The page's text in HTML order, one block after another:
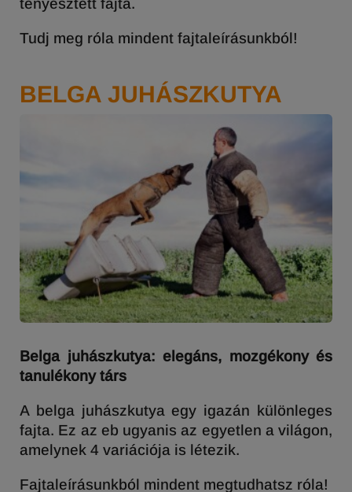
tenyésztett fajta.
Tudj meg róla mindent fajtaleírásunkból!
BELGA JUHÁSZKUTYA
Belga juhászkutya: elegáns, mozgékony és
tanulékony társ
A belga juhászkutya egy igazán különleges
fajta. Ez az eb ugyanis az egyetlen a világon,
amelynek 4 variációja is létezik.
Fajtaleírásunkból mindent megtudhatsz róla!